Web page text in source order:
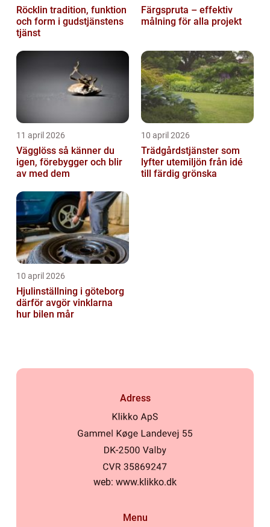
Röcklin tradition, funktion
och form i gudstjänstens
tjänst
Färgspruta – effektiv
målning för alla projekt
11 april 2026
Vägglöss så känner du
igen, förebygger och blir
av med dem
10 april 2026
Trädgårdstjänster som
lyfter utemiljön från idé
till färdig grönska
10 april 2026
Hjulinställning i göteborg
därför avgör vinklarna
hur bilen mår
Adress
web: www.klikko.dk
Menu